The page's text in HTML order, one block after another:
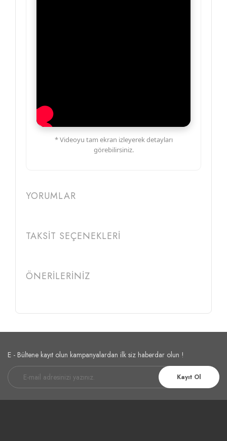
* Videoyu tam ekran izleyerek detayları
görebilirsiniz.
YORUMLAR
TAKSİT SEÇENEKLERİ
ÖNERİLERİNİZ
E - Bültene kayıt olun kampanyalardan ilk siz haberdar olun !
Kayıt Ol